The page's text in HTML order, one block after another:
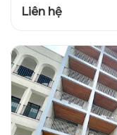
Liên hệ